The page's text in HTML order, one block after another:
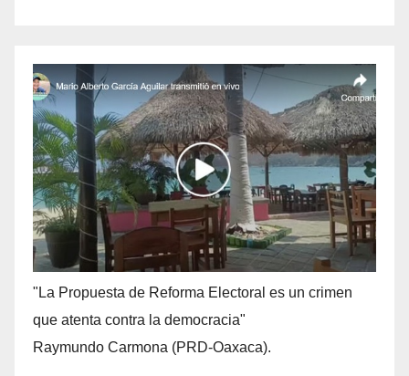
"La Propuesta de Reforma Electoral es un crimen
que atenta contra la democracia"
Raymundo Carmona (PRD-Oaxaca).